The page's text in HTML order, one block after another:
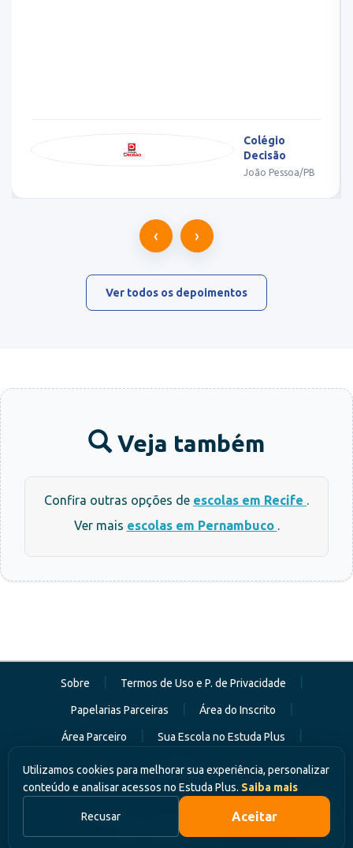
Colégio
Decisão
João Pessoa/PB
‹ ›
Ver todos os depoimentos
Veja também
Confira outras opções de escolas em Recife .
Ver mais escolas em Pernambuco .
Sobre Termos de Uso e P. de Privacidade
Papelarias Parceiras Área do Inscrito
Área Parceiro Sua Escola no Estuda Plus
Contato
Estuda Plus - Portal de Oportunidades
CNPJ: 57.509.489/0001-49
Utilizamos cookies para melhorar sua experiência, personalizar
conteúdo e analisar acessos no Estuda Plus. Saiba mais
Recusar Aceitar